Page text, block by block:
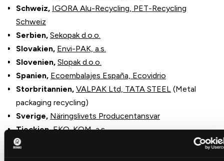
Schweiz, IGORA Alu-Recycling, PET-Recycling
Schweiz
Serbien, Sekopak d.o.o.
Slovakien, Envi-PAK, a.s.
Slovenien, Slopak d.o.o.
Spanien, Ecoembalajes España, Ecovidrio
Storbritannien, VALPAK Ltd, TATA STEEL (Metal
packaging recycling)
Sverige, Näringslivets Producentansvar
Tjeckien,EKO-KOM, a.s.
Tyskland,